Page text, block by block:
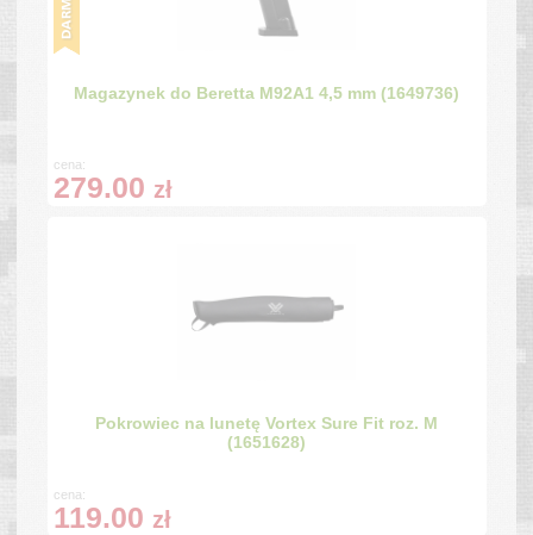
Magazynek do Beretta M92A1 4,5 mm (1649736)
cena:
279.00 zł
Pokrowiec na lunetę Vortex Sure Fit roz. M
(1651628)
cena:
119.00 zł